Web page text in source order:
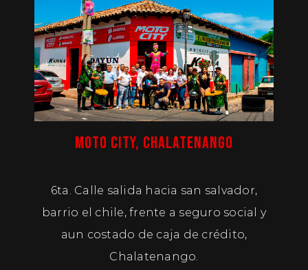
MOTO CITY, CHALATENANGO
6ta. Calle salida hacia san salvador,
barrio el chile, frente a seguro social y
aun costado de caja de crédito,
Chalatenango.